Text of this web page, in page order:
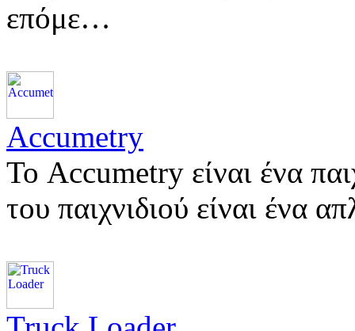
επόμε…
Accumetry
Το Accumetry είναι ένα
του παιχνιδιού είναι ένα